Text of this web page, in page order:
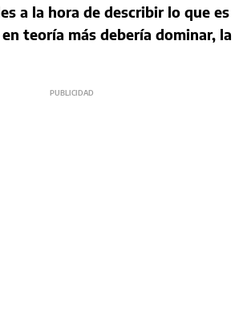
a la hora de describir lo que es
teoría más debería dominar, la